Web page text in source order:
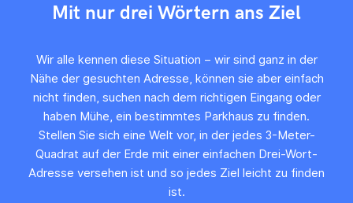
Mit nur drei Wörtern ans Ziel
Wir alle kennen diese Situation – wir sind ganz in der
Nähe der gesuchten Adresse, können sie aber einfach
nicht finden, suchen nach dem richtigen Eingang oder
haben Mühe, ein bestimmtes Parkhaus zu finden.
Stellen Sie sich eine Welt vor, in der jedes 3-Meter-
Quadrat auf der Erde mit einer einfachen Drei-Wort-
Adresse versehen ist und so jedes Ziel leicht zu finden
ist.